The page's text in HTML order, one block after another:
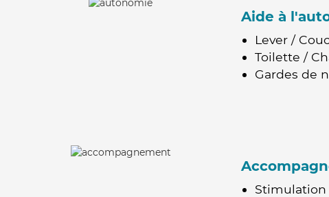
Aide à
Lever /
Toilette /
Gardes de
Stimulation